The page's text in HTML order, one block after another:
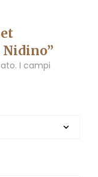
Nidino”
I campi